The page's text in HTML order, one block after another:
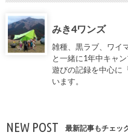
みき4ワンズ
雑種、黒ラブ、ワイ
と一緒に1年中キャ
遊びの記録を中心に
います。
NEW POST 最新記事もチェッ